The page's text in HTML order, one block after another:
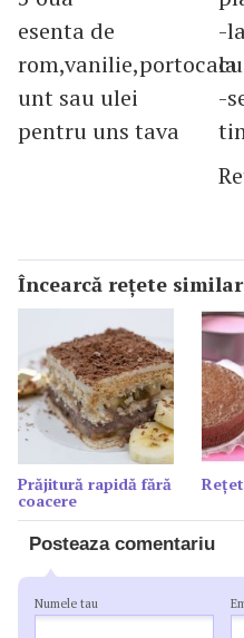
esenta de
rom,vanilie,portocala
unt sau ulei
pentru uns tava
-
-
Încearcă reţete
Prăjitură rapidă fără
coacere
Posteaza comentariu
Numele tau